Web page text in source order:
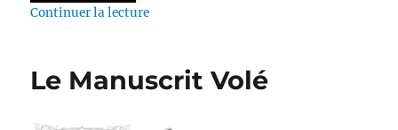
Continuer la lecturede « Garden-party à Summerville »
Le Manuscrit Volé